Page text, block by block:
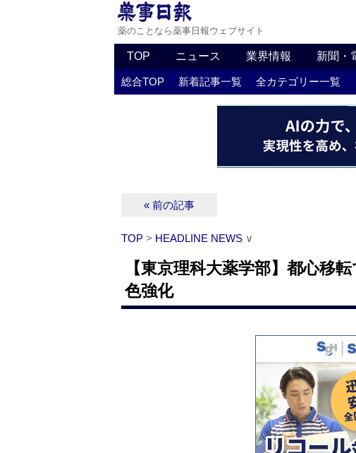
薬のことなら薬事日報ウェブサイト
TOP ニュース 業界情報 新聞・
総合TOP 新着記事一覧 全カテゴリー一覧
« 前の記事
TOP > HEADLINE NEWS ∨
【東京理科大薬学部】都心移
色強化